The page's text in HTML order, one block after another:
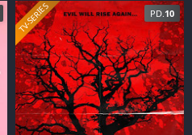
PD.10
TV-SERIES